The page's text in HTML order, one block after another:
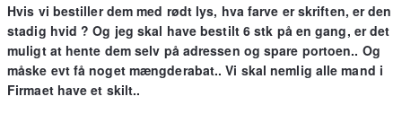
Hvis vi bestiller dem med rødt lys, hva farve er skriften, er den
stadig hvid ? Og jeg skal have bestilt 6 stk på en gang, er det
muligt at hente dem selv på adressen og spare portoen.. Og
måske evt få noget mængderabat.. Vi skal nemlig alle mand i
Firmaet have et skilt..